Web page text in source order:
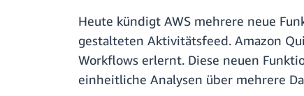
Heute kündigt AWS mehrere neue
gestalteten Aktivitätsfeed. Amazon
Workflows erlernt. Diese neuen
einheitliche Analysen über mehrere